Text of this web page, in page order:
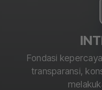
Fondasi
transparansi,